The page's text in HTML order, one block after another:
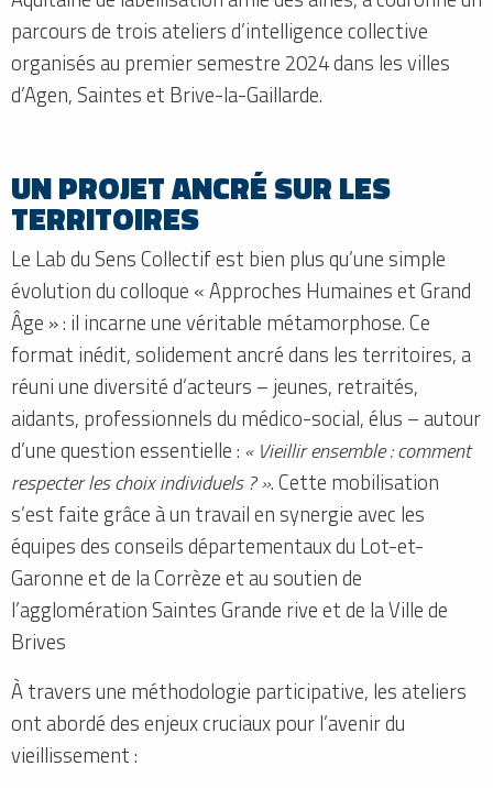
parcours de trois ateliers d’intelligence collective
organisés au premier semestre 2024 dans les villes
d’Agen, Saintes et Brive-la-Gaillarde.
UN PROJET ANCRÉ SUR LES
TERRITOIRES
Le Lab du Sens Collectif est bien plus qu’une simple
évolution du colloque « Approches Humaines et Grand
Âge » : il incarne une véritable métamorphose. Ce
format inédit, solidement ancré dans les territoires, a
réuni une diversité d’acteurs – jeunes, retraités,
aidants, professionnels du médico-social, élus – autour
d’une question essentielle : « Vieillir ensemble : comment
respecter les choix individuels ? ». Cette mobilisation
s’est faite grâce à un travail en synergie avec les
équipes des conseils départementaux du Lot-et-
Garonne et de la Corrèze et au soutien de
l’agglomération Saintes Grande rive et de la Ville de
Brives
À travers une méthodologie participative, les ateliers
ont abordé des enjeux cruciaux pour l’avenir du
vieillissement :